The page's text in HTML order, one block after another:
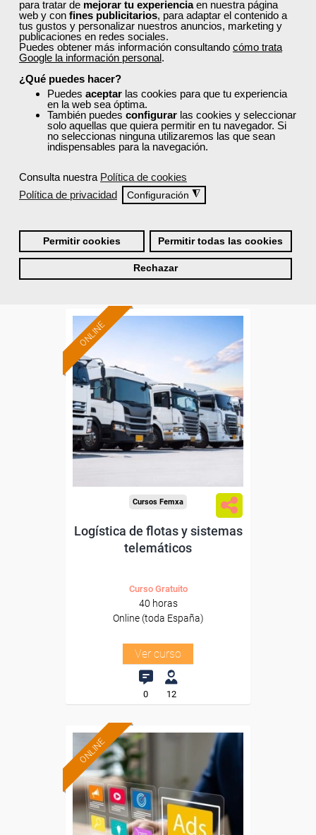
para tratar de mejorar tu experienciaen nuestra página
web y con fines publicitarios, para adaptar el contenido a
tus gustos y personalizar nuestros anuncios, marketing y
publicaciones en redes sociales.
Puedes obtener más información consultando cómo trata
Google la información personal.
¿Qué puedes hacer?
Puedes aceptar las cookies para que tu experiencia
en la web sea óptima.
También puedes configurar las cookies y seleccionar
solo aquellas que quiera permitir en tu navegador. Si
no seleccionas ninguna utilizaremos las que sean
indispensables para la navegación.
Consulta nuestra Política de cookies
Política de privacidad
Configuración ◮
Permitir cookies Permitir todas las cookies
Rechazar
Sector
-Mediambiente.
Limpieza e higienización
Curso Gratuito
55 horas
Online (toda España)
Ver curso
0 50
ONLINE
Formación 100%
subvencionada.
Para desempleados,
trabajadores y autónomos.
Sector
-Transporte y Logística.
Cursos Femxa
Logística de flotas y sistemas
telemáticos
Curso Gratuito
40 horas
Online (toda España)
Ver curso
0 12
ONLINE
Formación 100%
subvencionada.
Para desempleados,
trabajadores y autónomos.